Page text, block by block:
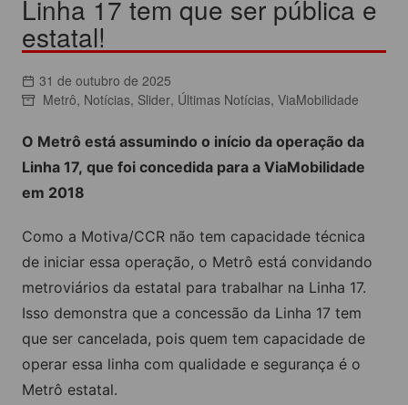
Linha 17 tem que ser pública e
estatal!
31 de outubro de 2025
Metrô, Notícias, Slider, Últimas Notícias, ViaMobilidade
O Metrô está assumindo o início da operação da
Linha 17, que foi concedida para a ViaMobilidade
em 2018
Como a Motiva/CCR não tem capacidade técnica
de iniciar essa operação, o Metrô está convidando
metroviários da estatal para trabalhar na Linha 17.
Isso demonstra que a concessão da Linha 17 tem
que ser cancelada, pois quem tem capacidade de
operar essa linha com qualidade e segurança é o
Metrô estatal.